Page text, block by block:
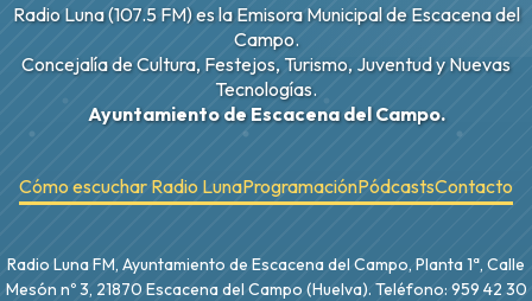
Radio Luna (107.5 FM) es la Emisora Municipal de Escacena del
Campo.
Concejalía de Cultura, Festejos, Turismo, Juventud y Nuevas
Tecnologías.
Ayuntamiento de Escacena del Campo.
Cómo escuchar Radio LunaProgramaciónPódcastsContacto
Radio Luna FM, Ayuntamiento de Escacena del Campo, Planta 1ª, Calle
Mesón nº 3, 21870 Escacena del Campo (Huelva). Teléfono: 959 42 30